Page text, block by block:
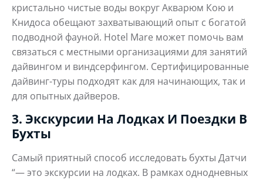
кристально чистые воды вокруг Акварюм Кою и
Книдоса обещают захватывающий опыт с богатой
подводной фауной. Hotel Mare может помочь вам
связаться с местными организациями для занятий
дайвингом и виндсерфингом. Сертифицированные
дайвинг-туры подходят как для начинающих, так и
для опытных дайверов.
3. Экскурсии На Лодках И Поездки В
Бухты
Самый приятный способ исследовать бухты Датчи
“— это экскурсии на лодках. В рамках однодневных